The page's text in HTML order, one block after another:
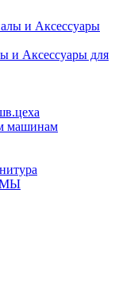
и Аксессуары для
машинам